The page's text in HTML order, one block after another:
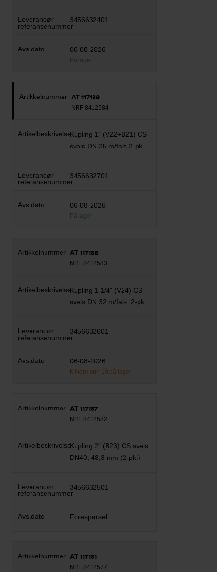
3456632401
06-08-2026
På lager
AT 117189
NRF 8412584
Kupling 1" (V22+B21) CS
sveis DN 25 m/fals 2-pk.
3456632701
06-08-2026
På lager
AT 117188
NRF 8412583
Kupling 1 1/4" (V24) CS
sveis DN 32 m/fals, 2-pk.
3456632601
06-08-2026
Mindre enn 10 på lager
AT 117187
NRF 8412582
Kupling 2" (B23) CS sveis
DN40, 48,3 mm (2-pk.)
3456632501
Forespørsel
AT 117181
NRF 8412577